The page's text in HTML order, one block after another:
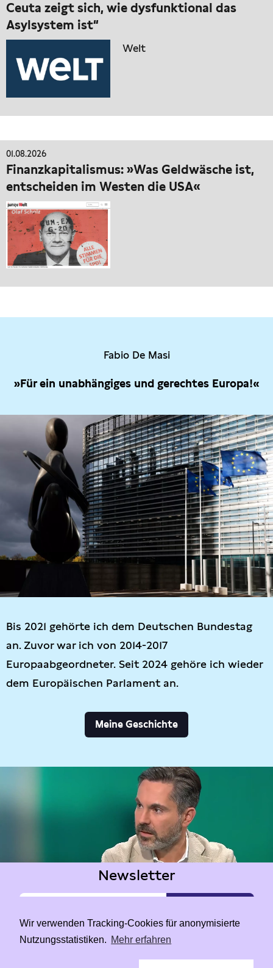
Wir verwenden Tracking-Cookies für anonymisierte
Nutzungsstatistiken. Mehr erfahren
Ceuta zeigt sich, wie dysfunktional das
Asylsystem ist“
Welt
01.08.2026
Finanzkapitalismus: »Was Geldwäsche ist,
entscheiden im Westen die USA«
Fabio De Masi
»Für ein unabhängiges und gerechtes Europa!«
Bis 2021 gehörte ich dem Deutschen Bundestag
an. Zuvor war ich von 2014-2017
Europaabgeordneter. Seit 2024 gehöre ich wieder
dem Europäischen Parlament an.
Meine Geschichte
Newsletter